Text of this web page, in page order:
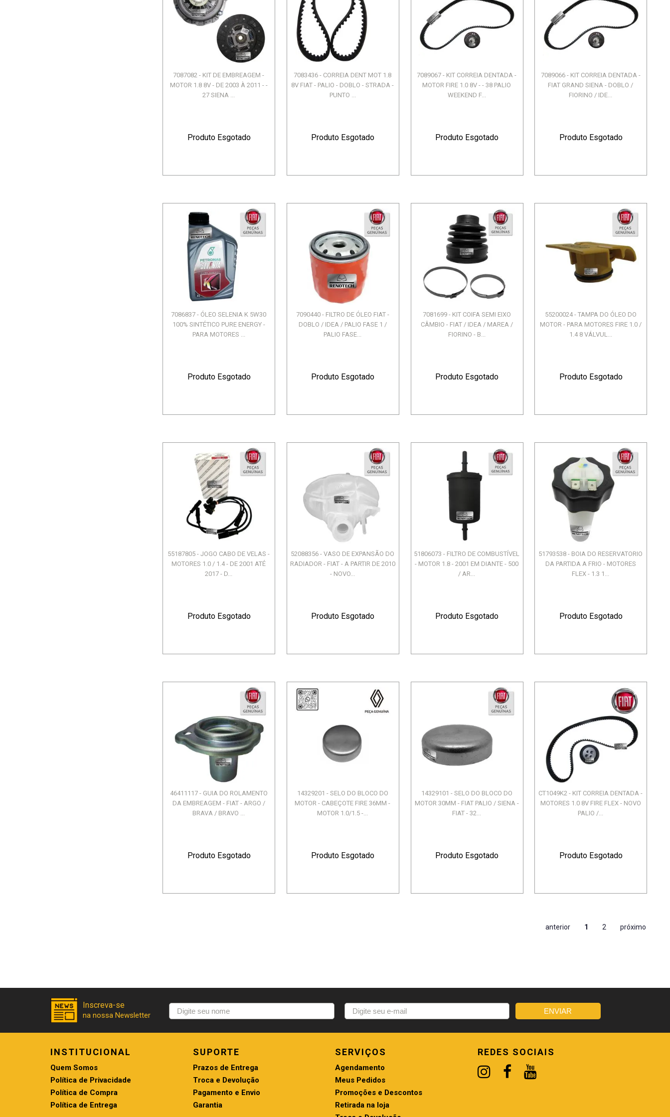
7087082 - KIT DE EMBREAGEM -
MOTOR 1.8 8V - DE 2003 À 2011 - -
27 SIENA ...
Produto Esgotado
7083436 - CORREIA DENT MOT 1.8
8V FIAT - PALIO - DOBLO - STRADA -
PUNTO ...
Produto Esgotado
7089067 - KIT CORREIA DENTADA -
MOTOR FIRE 1.0 8V - - 38 PALIO
WEEKEND F...
Produto Esgotado
7089066 - KIT CORREIA DENTADA -
FIAT GRAND SIENA - DOBLO /
FIORINO / IDE...
Produto Esgotado
7086837 - ÓLEO SELENIA K 5W30
100% SINTÉTICO PURE ENERGY -
PARA MOTORES ...
Produto Esgotado
7090440 - FILTRO DE ÓLEO FIAT -
DOBLO / IDEA / PALIO FASE 1 /
PALIO FASE...
Produto Esgotado
7081699 - KIT COIFA SEMI EIXO
CÂMBIO - FIAT / IDEA / MAREA /
FIORINO - B...
Produto Esgotado
55200024 - TAMPA DO ÓLEO DO
MOTOR - PARA MOTORES FIRE 1.0 /
1.4 8 VÁLVUL...
Produto Esgotado
55187805 - JOGO CABO DE VELAS -
MOTORES 1.0 / 1.4 - DE 2001 ATÉ
2017 - D...
Produto Esgotado
52088356 - VASO DE EXPANSÃO DO
RADIADOR - FIAT - A PARTIR DE 2010
- NOVO...
Produto Esgotado
51806073 - FILTRO DE COMBUSTÍVEL
- MOTOR 1.8 - 2001 EM DIANTE - 500
/ AR...
Produto Esgotado
51793538 - BOIA DO RESERVATORIO
DA PARTIDA A FRIO - MOTORES
FLEX - 1.3 1...
Produto Esgotado
46411117 - GUIA DO ROLAMENTO
DA EMBREAGEM - FIAT - ARGO /
BRAVA / BRAVO ...
Produto Esgotado
14329201 - SELO DO BLOCO DO
MOTOR - CABEÇOTE FIRE 36MM -
MOTOR 1.0/1.5 -...
Produto Esgotado
14329101 - SELO DO BLOCO DO
MOTOR 30MM - FIAT PALIO / SIENA -
FIAT - 32...
Produto Esgotado
CT1049K2 - KIT CORREIA DENTADA -
MOTORES 1.0 8V FIRE FLEX - NOVO
PALIO /...
Produto Esgotado
anterior 1 2 próximo
INSTITUCIONAL
Quem Somos
Política de Privacidade
Política de Compra
Política de Entrega
SUPORTE
Prazos de Entrega
Troca e Devolução
Pagamento e Envio
Garantia
SERVIÇOS
Agendamento
Meus Pedidos
Promoções e Descontos
Retirada na loja
REDES SOCIAIS